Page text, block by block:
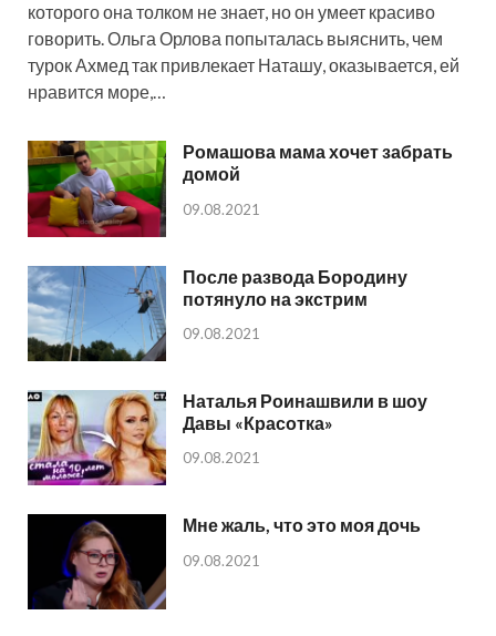
которого она толком не знает, но он умеет красиво
говорить. Ольга Орлова попыталась выяснить, чем
турок Ахмед так привлекает Наташу, оказывается, ей
нравится море,…
Ромашова мама хочет забрать
домой
09.08.2021
После развода Бородину
потянуло на экстрим
09.08.2021
Наталья Роинашвили в шоу
Давы «Красотка»
09.08.2021
Мне жаль, что это моя дочь
09.08.2021